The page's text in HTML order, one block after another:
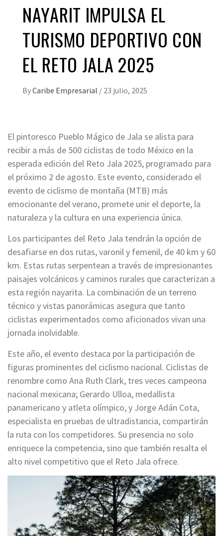
NAYARIT IMPULSA EL
TURISMO DEPORTIVO CON
EL RETO JALA 2025
ByCaribe Empresarial / 23 julio, 2025
El pintoresco Pueblo Mágico de Jala se alista para
recibir a más de 500 ciclistas de todo México en la
esperada edición del Reto Jala 2025, programado para
el próximo 2 de agosto. Este evento, considerado el
evento de ciclismo de montaña (MTB) más
emocionante del verano, promete unir el deporte, la
naturaleza y la cultura en una experiencia única.
Los participantes del Reto Jala tendrán la opción de
desafiarse en dos rutas, varonil y femenil, de 40 km y 60
km. Estas rutas serpentean a través de impresionantes
paisajes volcánicos y caminos rurales que caracterizan a
esta región nayarita. La combinación de un terreno
técnico y vistas panorámicas asegura que tanto
ciclistas experimentados como aficionados vivan una
jornada inolvidable.
Este año, el evento destaca por la participación de
figuras prominentes del ciclismo nacional. Ciclistas de
renombre como Ana Ruth Clark, tres veces campeona
nacional mexicana; Gerardo Ulloa, medallista
panamericano y atleta olímpico, y Jorge Adán Cota,
especialista en pruebas de ultradistancia, compartirán
la ruta con los competidores. Su presencia no solo
enriquece la competencia, sino que también resalta el
alto nivel competitivo que el Reto Jala ofrece.